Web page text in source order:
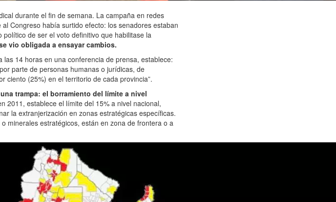
durante el fin de semana. La campaña en redes
Congreso había surtido efecto: los senadores estaban
de ser el voto definitivo que habilitase la
vio obligada a ensayar cambios.
14 horas en una conferencia de prensa, establece:
parte de personas humanas o jurídicas, de
ciento (25%) en el territorio de cada provincia”.
trampa: el borramiento del límite a nivel
2011, establece el límite del 15% a nivel nacional,
la extranjerización en zonas estratégicas específicas.
minerales estratégicos, están en zona de frontera o a